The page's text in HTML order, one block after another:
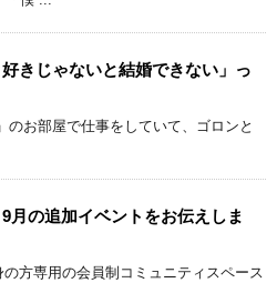
好きじゃないと結婚できない」っ
お部屋で仕事をしていて、ゴロンと
9月の追加イベントをお伝えしま
方専用の会員制コミュニティスペース